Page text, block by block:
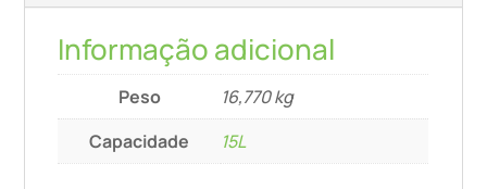
Informação adicional
Peso
16,770 kg
Capacidade
15L